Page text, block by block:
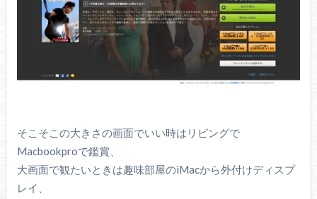
そこそこの大きさの画面でいい時はリビングで
Macbookproで鑑賞、
大画面で観たいときは趣味部屋のiMacから外付けディスプ
レイ、